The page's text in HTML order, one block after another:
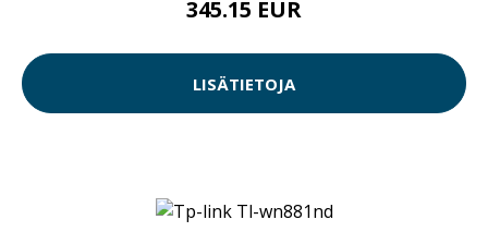
345.15 EUR
LISÄTIETOJA